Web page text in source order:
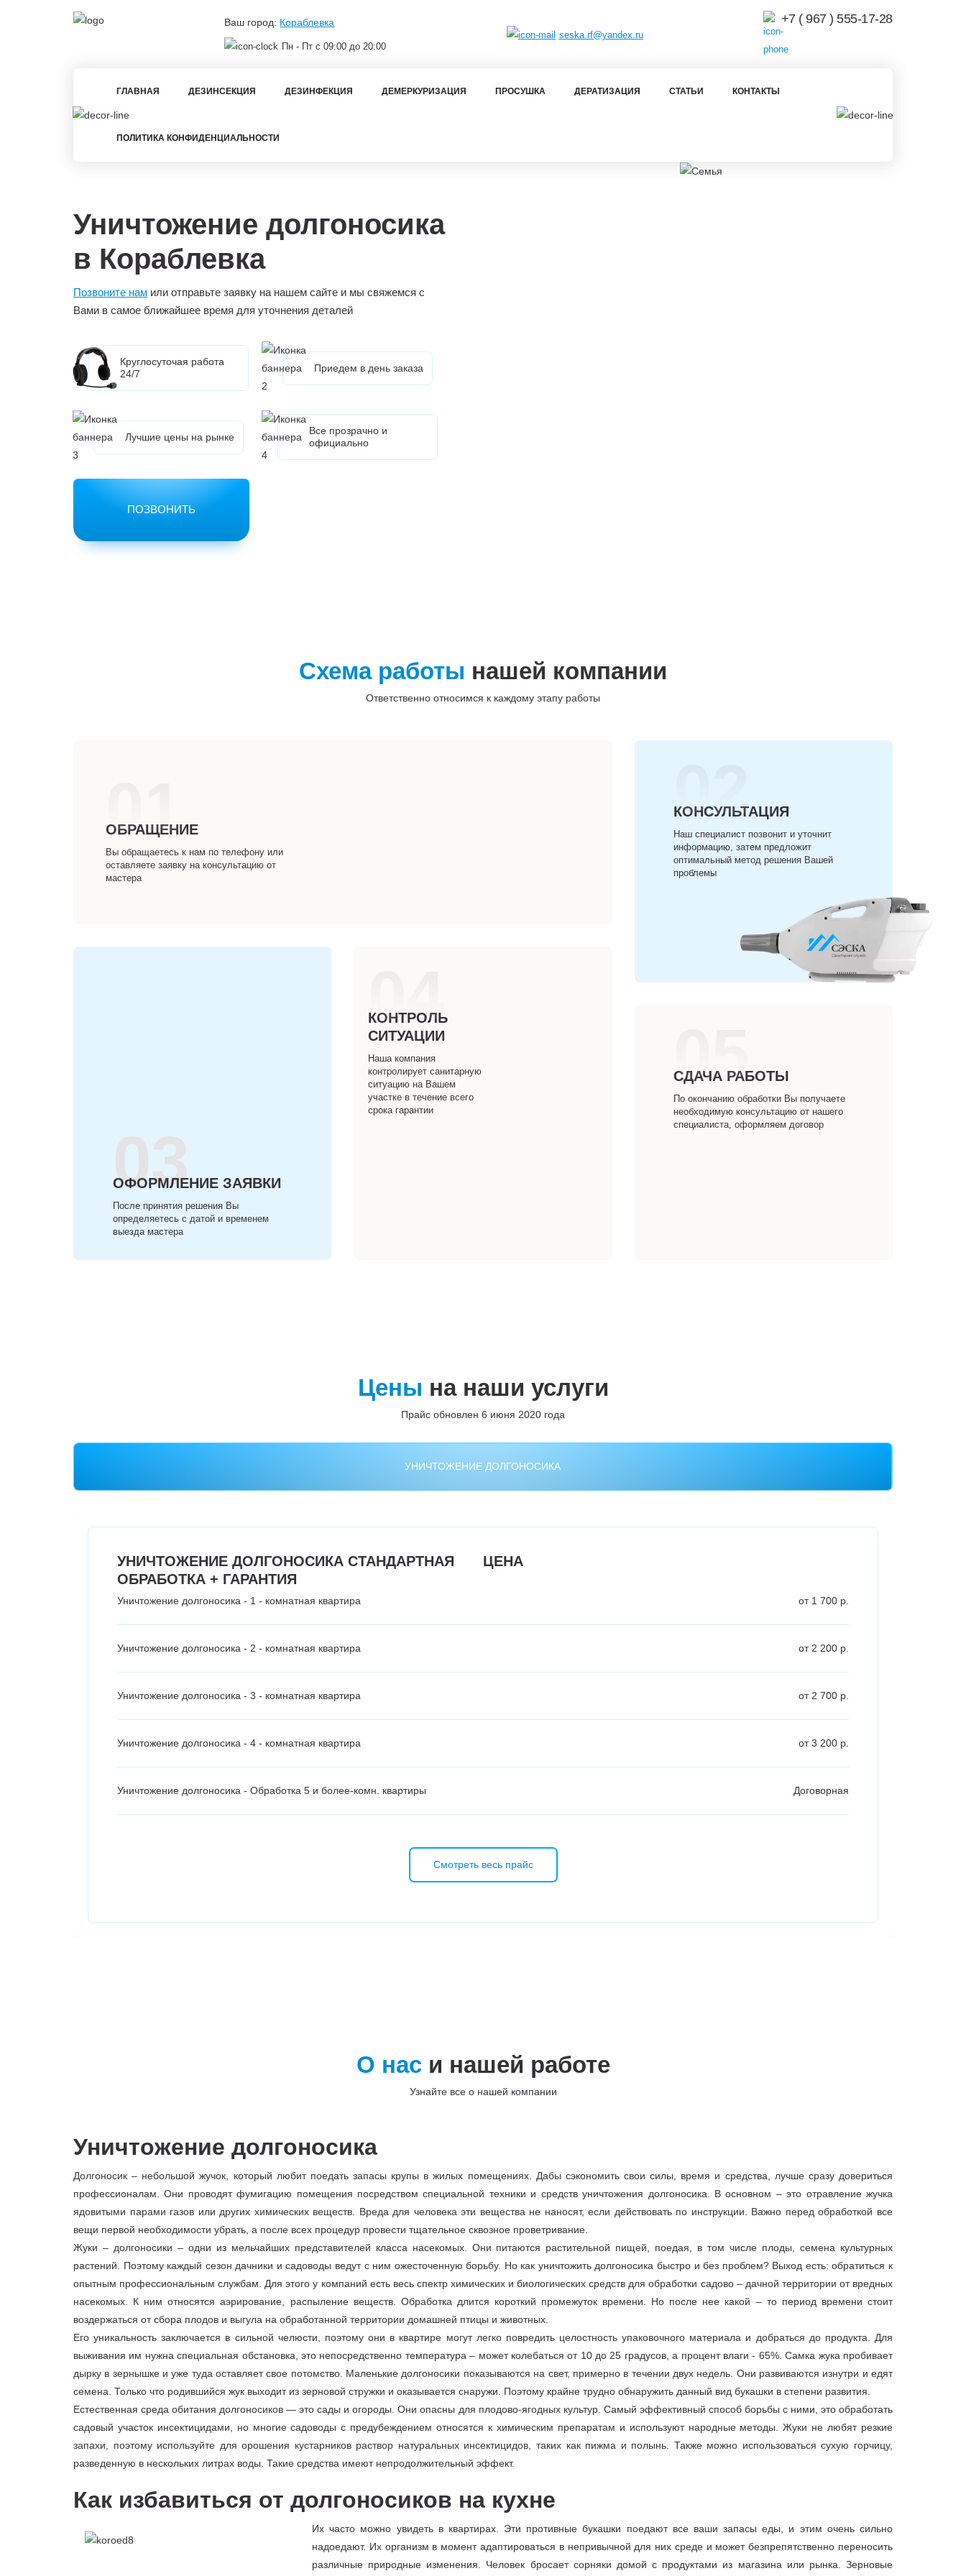
Ваш город: Кораблевка
Пн - Пт с 09:00 до 20:00
seska.rf@yandex.ru
+7 ( 967 ) 555-17-28
ГЛАВНАЯ ДЕЗИНСЕКЦИЯ ДЕЗИНФЕКЦИЯ ДЕМЕРКУРИЗАЦИЯ ПРОСУШКА ДЕРАТИЗАЦИЯ СТАТЬИ КОНТАКТЫ
ПОЛИТИКА КОНФИДЕНЦИАЛЬНОСТИ
Уничтожение долгоносика
в Кораблевка
Позвоните нам или отправьте заявку на нашем сайте и мы свяжемся с
Вами в самое ближайшее время для уточнения деталей
Круглосуточая работа
24/7
Приедем в день заказа
Лучшие цены на рынке
Все прозрачно и
официально
ПОЗВОНИТЬ
Схема работы нашей компании
Ответственно относимся к каждому этапу работы
01
ОБРАЩЕНИЕ
Вы обращаетесь к нам по телефону или
оставляете заявку на консультацию от
мастера
02
КОНСУЛЬТАЦИЯ
Наш специалист позвонит и уточнит
информацию, затем предложит
оптимальный метод решения Вашей
проблемы
03
ОФОРМЛЕНИЕ ЗАЯВКИ
После принятия решения Вы
определяетесь с датой и временем
выезда мастера
04
КОНТРОЛЬ
СИТУАЦИИ
Наша компания
контролирует санитарную
ситуацию на Вашем
участке в течение всего
срока гарантии
05
СДАЧА РАБОТЫ
По окончанию обработки Вы получаете
необходимую консультацию от нашего
специалиста, оформляем договор
Цены на наши услуги
Прайс обновлен 6 июня 2020 года
УНИЧТОЖЕНИЕ ДОЛГОНОСИКА
УНИЧТОЖЕНИЕ ДОЛГОНОСИКА СТАНДАРТНАЯ
ОБРАБОТКА + ГАРАНТИЯ
ЦЕНА
Уничтожение долгоносика - 1 - комнатная квартира от 1 700 р.
Уничтожение долгоносика - 2 - комнатная квартира от 2 200 р.
Уничтожение долгоносика - 3 - комнатная квартира от 2 700 р.
Уничтожение долгоносика - 4 - комнатная квартира от 3 200 р.
Уничтожение долгоносика - Обработка 5 и более-комн. квартиры Договорная
Смотреть весь прайс
О наси нашей работе
Узнайте все о нашей компании
Уничтожение долгоносика
Долгоносик – небольшой жучок, который любит поедать запасы крупы в жилых помещениях. Дабы сэкономить свои силы, время и средства, лучше сразу довериться
профессионалам. Они проводят фумигацию помещения посредством специальной техники и средств уничтожения долгоносика. В основном – это отравление жучка
ядовитыми парами газов или других химических веществ. Вреда для человека эти вещества не наносят, если действовать по инструкции. Важно перед обработкой все
вещи первой необходимости убрать, а после всех процедур провести тщательное сквозное проветривание.
Жуки – долгоносики – одни из мельчайших представителей класса насекомых. Они питаются растительной пищей, поедая, в том числе плоды, семена культурных
растений. Поэтому каждый сезон дачники и садоводы ведут с ним ожесточенную борьбу. Но как уничтожить долгоносика быстро и без проблем? Выход есть: обратиться к
опытным профессиональным службам. Для этого у компаний есть весь спектр химических и биологических средств для обработки садово – дачной территории от вредных
насекомых. К ним относятся аэрирование, распыление веществ. Обработка длится короткий промежуток времени. Но после нее какой – то период времени стоит
воздержаться от сбора плодов и выгула на обработанной территории домашней птицы и животных.
Его уникальность заключается в сильной челюсти, поэтому они в квартире могут легко повредить целостность упаковочного материала и добраться до продукта. Для
выживания им нужна специальная обстановка, это непосредственно температура – может колебаться от 10 до 25 градусов, а процент влаги - 65%. Самка жука пробивает
дырку в зернышке и уже туда оставляет свое потомство. Маленькие долгоносики показываются на свет, примерно в течении двух недель. Они развиваются изнутри и едят
семена. Только что родившийся жук выходит из зерновой стружки и оказывается снаружи. Поэтому крайне трудно обнаружить данный вид букашки в степени развития.
Естественная среда обитания долгоносиков — это сады и огороды. Они опасны для плодово-ягодных культур. Самый эффективный способ борьбы с ними, это обработать
садовый участок инсектицидами, но многие садоводы с предубеждением относятся к химическим препаратам и используют народные методы. Жуки не любят резкие
запахи, поэтому используйте для орошения кустарников раствор натуральных инсектицидов, таких как пижма и полынь. Также можно использоваться сухую горчицу,
разведенную в нескольких литрах воды. Такие средства имеют непродолжительный эффект.
Как избавиться от долгоносиков на кухне
Их часто можно увидеть в квартирах. Эти противные букашки поедают все ваши запасы еды, и этим очень сильно
надоедают. Их организм в момент адаптироваться в непривычной для них среде и может безпрепятственно переносить
различные природные изменения. Человек бросает сорняки домой с продуктами из магазина или рынка. Зерновые